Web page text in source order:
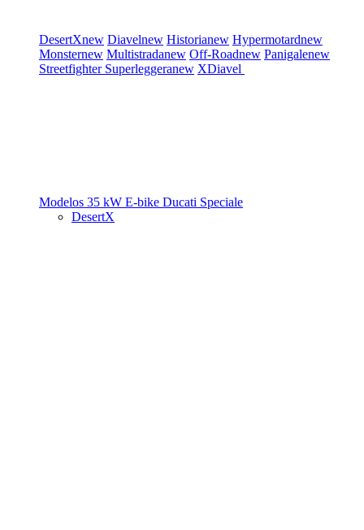
DesertXnew Diavelnew Historianew Hypermotardnew
Monsternew Multistradanew Off-Roadnew Panigalenew
Streetfighter Superleggeranew XDiavel
Modelos 35 kW E-bike Ducati Speciale
DesertX